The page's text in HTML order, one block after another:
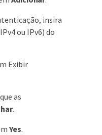
insira
ou IPv6) do
Exibir
as
.
Yes.